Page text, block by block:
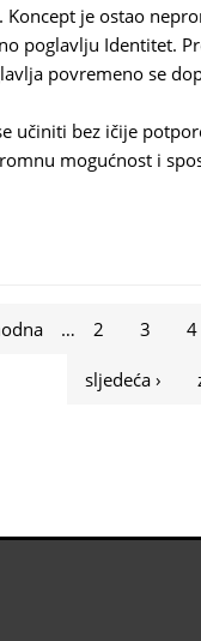
je ostao
poglavlju Identitet.
povremeno se
učiniti bez ičije
mogućnost i
… 2 3 4
sljedeća ›